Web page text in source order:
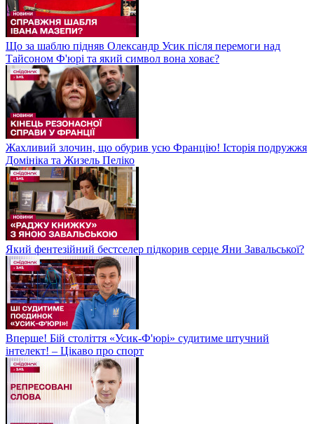
Що за шаблю підняв Олександр Усик після перемоги над
Тайсоном Ф'юрі та який символ вона ховає?
Жахливий злочин, що обурив усю Францію! Історія подружжя
Домініка та Жизель Пеліко
Який фентезійний бестселер підкорив серце Яни Завальської?
Вперше! Бій століття «Усик-Ф'юрі» судитиме штучний
інтелект! – Цікаво про спорт